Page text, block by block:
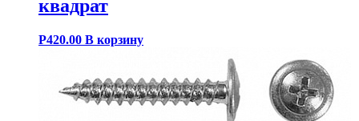
квадрат
Р420.00 В корзину